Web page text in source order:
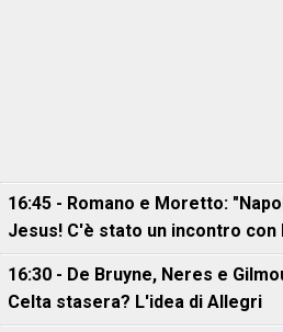
16:45 - Romano e Moretto:
Jesus! C'è stato un incontro con
16:30 - De Bruyne, Neres e
Celta stasera? L'idea di Allegri